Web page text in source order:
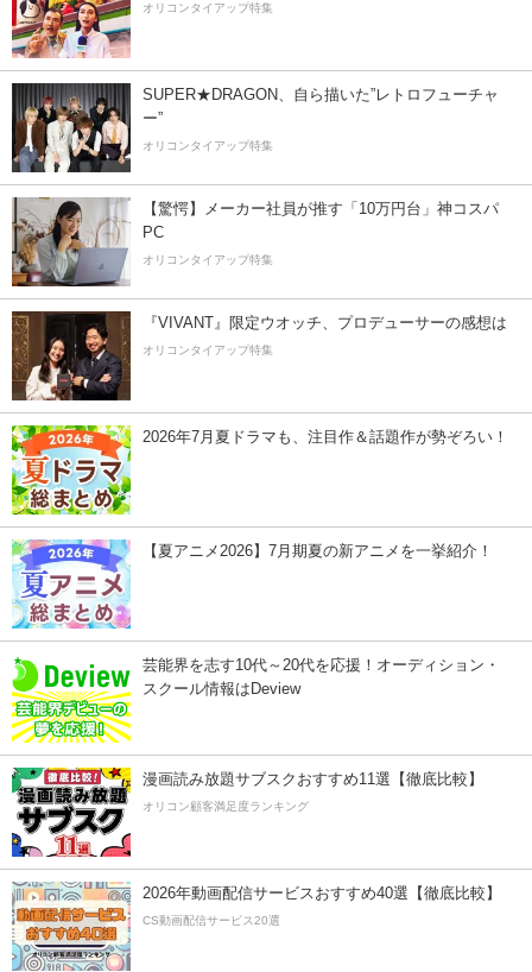
オリコンタイアップ特集
SUPER★DRAGON、自ら描いた”レトロフューチャ
ー”
オリコンタイアップ特集
【驚愕】メーカー社員が推す「10万円台」神コスパ
PC
オリコンタイアップ特集
『VIVANT』限定ウオッチ、プロデューサーの感想は
オリコンタイアップ特集
2026年7月夏ドラマも、注目作＆話題作が勢ぞろい！
【夏アニメ2026】7月期夏の新アニメを一挙紹介！
芸能界を志す10代～20代を応援！オーディション・
スクール情報はDeview
漫画読み放題サブスクおすすめ11選【徹底比較】
オリコン顧客満足度ランキング
2026年動画配信サービスおすすめ40選【徹底比較】
CS動画配信サービス20選